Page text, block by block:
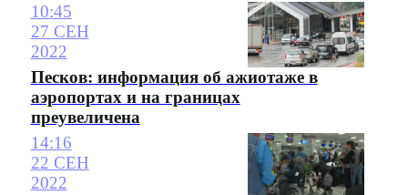
10:45
27 СЕН
2022
Песков: информация об ажиотаже в
аэропортах и на границах
преувеличена
14:16
22 СЕН
2022